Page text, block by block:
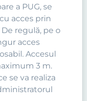
a PUG, se
acces prin
regulă, pe o
acces
Accesul
3 m.
se va realiza